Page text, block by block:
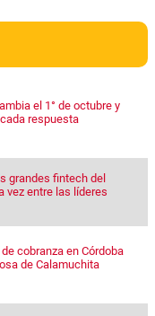
el 1° de octubre y
respuesta
grandes fintech del
vez entre las líderes
cobranza en Córdoba
de Calamuchita